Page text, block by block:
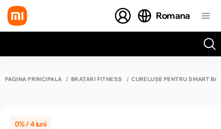
Romana
PAGINA PRINCIPALĂ BRĂȚĂRI FITNESS CURELUȘE PENTRU SMART
0% / 4 luni